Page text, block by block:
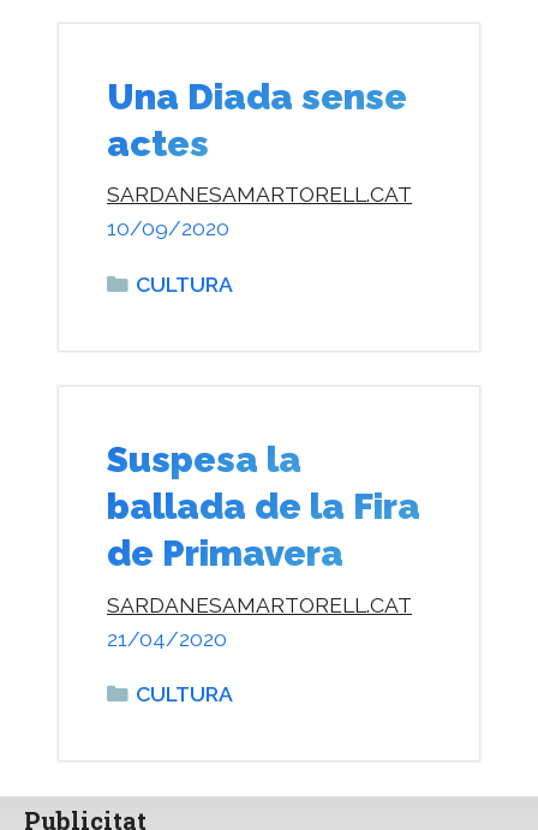
Una Diada sense
actes
10/09/2020
SARDANESAMARTORELL.CAT
Categories
CULTURA
Suspesa la
ballada de la Fira
de Primavera
21/04/2020
SARDANESAMARTORELL.CAT
Categories
CULTURA
Publicitat